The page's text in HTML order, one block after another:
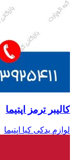
کالیبر ترمز اپتیما
لوازم یدکی کیا اپتیما